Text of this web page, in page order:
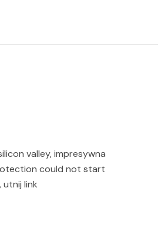
valley, impresywna
could not start
link